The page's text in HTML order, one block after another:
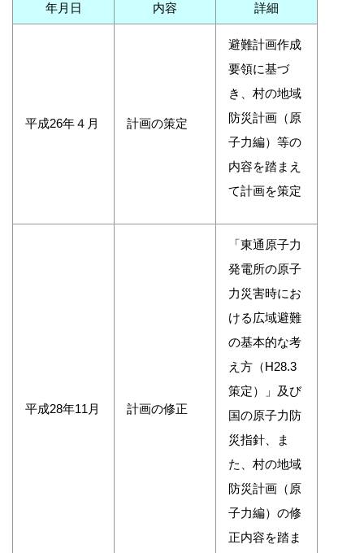
年月日 内容 詳細
平成26年４月 計画の策定
避難計画作成
要領に基づ
き、村の地域
防災計画（原
子力編）等の
内容を踏まえ
て計画を策定
平成28年11月 計画の修正
「東通原子力
発電所の原子
力災害時にお
ける広域避難
の基本的な考
え方（H28.3
策定）」及び
国の原子力防
災指針、ま
た、村の地域
防災計画（原
子力編）の修
正内容を踏ま